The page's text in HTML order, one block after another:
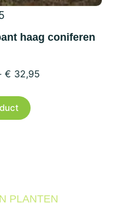
haag coniferen
€ 32,95
product
optie
PLANTEN